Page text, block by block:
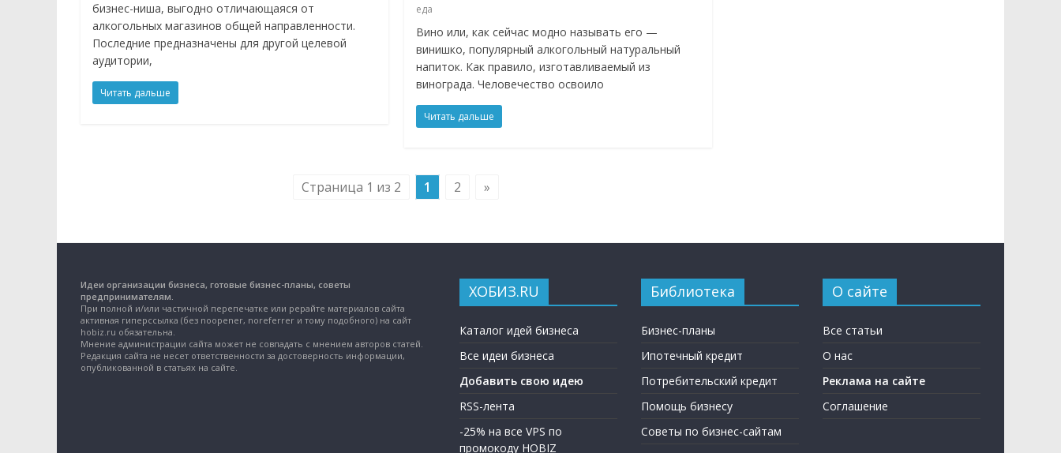
бизнес-ниша, выгодно отличающаяся от
алкогольных магазинов общей направленности.
Последние предназначены для другой целевой
аудитории,
Читать дальше
еда
Вино или, как сейчас модно называть его —
винишко, популярный алкогольный натуральный
напиток. Как правило, изготавливаемый из
винограда. Человечество освоило
Читать дальше
Страница 1 из 2 1 2 »
Идеи организации бизнеса, готовые бизнес-планы, советы
предпринимателям.
При полной и/или частичной перепечатке или рерайте материалов сайта
активная гиперссылка (без noopener, noreferrer и тому подобного) на сайт
hobiz.ru обязательна.
Мнение администрации сайта может не совпадать с мнением авторов статей.
Редакция сайта не несет ответственности за достоверность информации,
опубликованной в статьях на сайте.
ХОБИЗ.RU
Каталог идей бизнеса
Все идеи бизнеса
Добавить свою идею
RSS-лента
-25% на все VPS по
промокоду HOBIZ
Библиотека
Бизнес-планы
Ипотечный кредит
Потребительский кредит
Помощь бизнесу
Советы по бизнес-сайтам
О сайте
Все статьи
О нас
Реклама на сайте
Соглашение